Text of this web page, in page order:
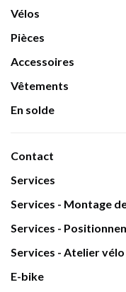
Vélos
Pièces
Accessoires
Vêtements
En solde
Contact
Services
Services - Montage
Services -
Services - Atelier vélo
E-bike